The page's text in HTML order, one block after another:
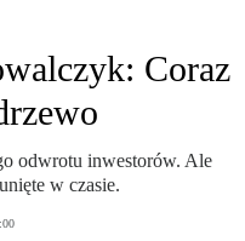
Coraz
odwrotu inwestorów. Ale
w czasie.